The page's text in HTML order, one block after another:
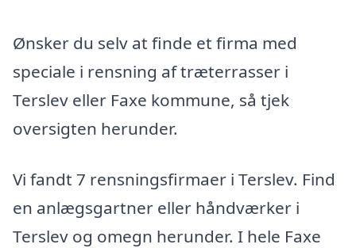
Ønsker du selv at finde et firma med
speciale i rensning af træterrasser i
Terslev eller Faxe kommune, så tjek
oversigten herunder.
Vi fandt 7 rensningsfirmaer i Terslev. Find
en anlægsgartner eller håndværker i
Terslev og omegn herunder. I hele Faxe